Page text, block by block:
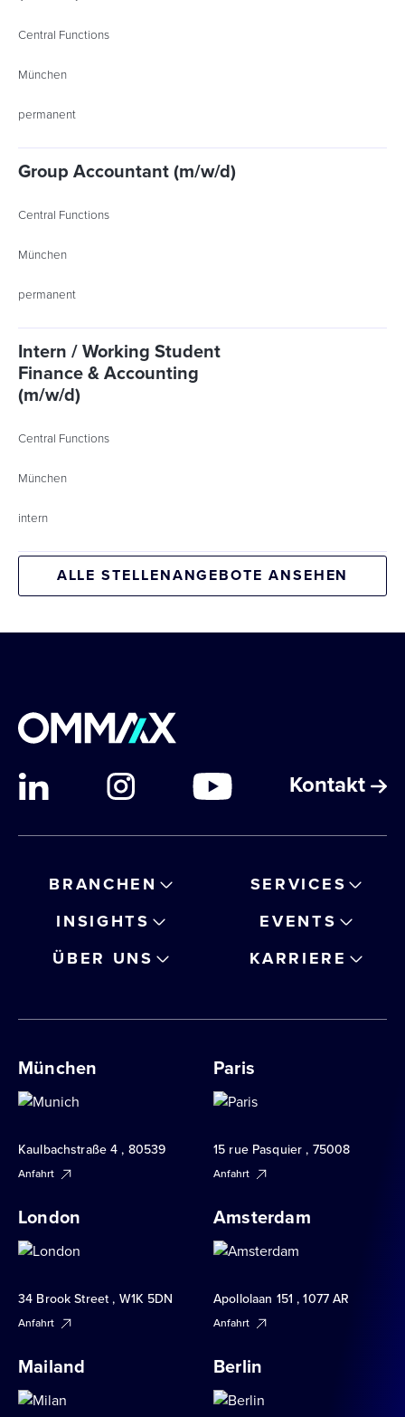
Central Functions
München
permanent
Group Accountant (m/w/d)
Central Functions
München
permanent
Intern / Working Student
Finance & Accounting
(m/w/d)
Central Functions
München
intern
ALLE STELLENANGEBOTE ANSEHEN
Kontakt
BRANCHEN
SERVICES
INSIGHTS
EVENTS
ÜBER UNS
KARRIERE
München
Kaulbachstraße 4 , 80539
Anfahrt
Paris
15 rue Pasquier , 75008
Anfahrt
London
34 Brook Street , W1K 5DN
Anfahrt
Amsterdam
Apollolaan 151 , 1077 AR
Anfahrt
Mailand Berlin